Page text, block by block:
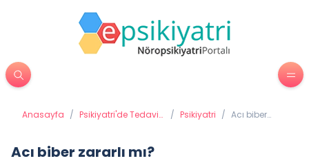
Anasayfa / Psikiyatri'de Tedavi
/ Psikiyatri / Acı biber
Acı biber zararlı mı?